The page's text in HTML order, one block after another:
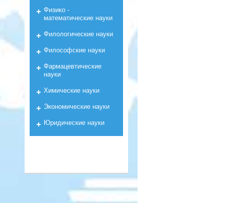
Физико -
математические науки
Филологические науки
Философские науки
Фармацевтические
науки
Химические науки
Экономические науки
Юридические науки